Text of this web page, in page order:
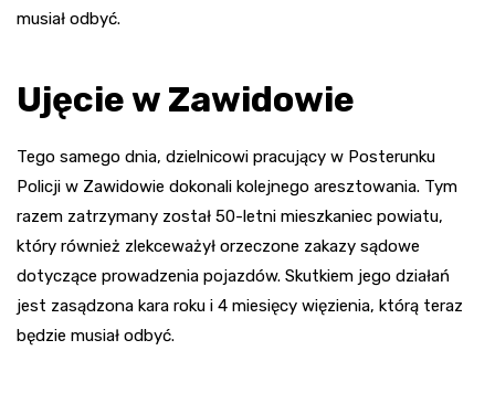
musiał odbyć.
Ujęcie w Zawidowie
Tego samego dnia, dzielnicowi pracujący w Posterunku
Policji w Zawidowie dokonali kolejnego aresztowania. Tym
razem zatrzymany został 50-letni mieszkaniec powiatu,
który również zlekceważył orzeczone zakazy sądowe
dotyczące prowadzenia pojazdów. Skutkiem jego działań
jest zasądzona kara roku i 4 miesięcy więzienia, którą teraz
będzie musiał odbyć.